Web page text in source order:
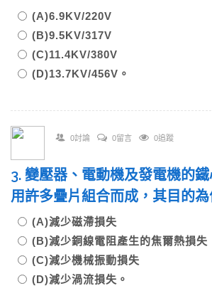
(A)6.9KV/220V
(B)9.5KV/317V
(C)11.4KV/380V
(D)13.7KV/456V。
0討論 0留言 0追蹤
3. 變壓器、電動機及發電機的
用許多疊片組合而成，其目的
(A)減少磁滯損失
(B)減少銅線電阻產生的焦爾熱損
(C)減少機械振動損失
(D)減少渦流損失。